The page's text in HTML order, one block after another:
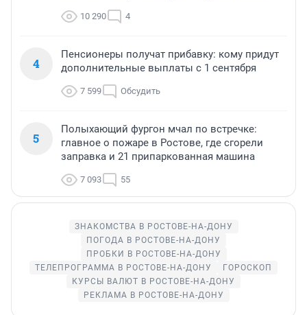
10 290 4
4
Пенсионеры получат прибавку: кому придут
дополнительные выплаты с 1 сентября
7 599 Обсудить
5
Полыхающий фургон мчал по встречке:
главное о пожаре в Ростове, где сгорели
заправка и 21 припаркованная машина
7 093 55
ЗНАКОМСТВА В РОСТОВЕ-НА-ДОНУ
ПОГОДА В РОСТОВЕ-НА-ДОНУ
ПРОБКИ В РОСТОВЕ-НА-ДОНУ
ТЕЛЕПРОГРАММА В РОСТОВЕ-НА-ДОНУ
ГОРОСКОП
КУРСЫ ВАЛЮТ В РОСТОВЕ-НА-ДОНУ
РЕКЛАМА В РОСТОВЕ-НА-ДОНУ